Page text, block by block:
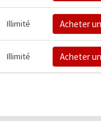
Illimité Acheter
Illimité Acheter